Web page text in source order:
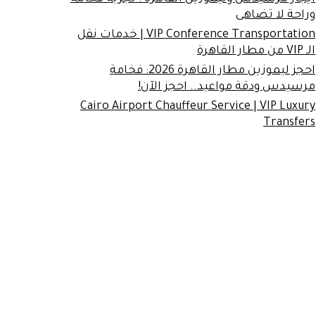
وراحة لا تضاهى
VIP Conference Transportation | خدمات نقل
الـ VIP من مطار القاهرة
احجز ليموزين مطار القاهرة 2026: فخامة
مرسيدس ودقة مواعيد.. احجز الآن!
Cairo Airport Chauffeur Service | VIP Luxury
Transfers